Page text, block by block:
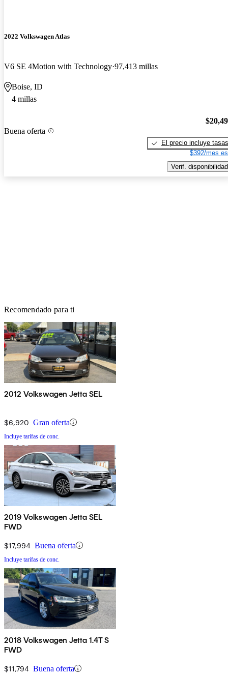
2022 Volkswagen Atlas
V6 SE 4Motion with Technology 97,413 millas
Boise, ID
4 millas
Buena oferta
El precio incluye tasas
$392/mes
Verif. disponibilidad
Recomendado para ti
2012 Volkswagen Jetta SEL
$6,920 Gran oferta
Incluye tarifas de conc.
2019 Volkswagen Jetta SEL
FWD
$17,994 Buena oferta
Incluye tarifas de conc.
2018 Volkswagen Jetta 1.4T S
FWD
$11,794 Buena oferta